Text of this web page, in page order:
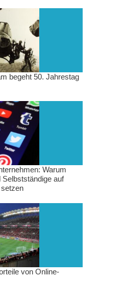
begeht 50. Jahrestag
Warum
Selbstständige auf
von Online-